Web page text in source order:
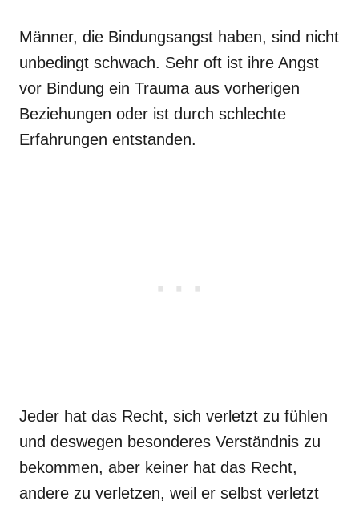
Männer, die Bindungsangst haben, sind nicht
unbedingt schwach. Sehr oft ist ihre Angst
vor Bindung ein Trauma aus vorherigen
Beziehungen oder ist durch schlechte
Erfahrungen entstanden.
Jeder hat das Recht, sich verletzt zu fühlen
und deswegen besonderes Verständnis zu
bekommen, aber keiner hat das Recht,
andere zu verletzen, weil er selbst verletzt